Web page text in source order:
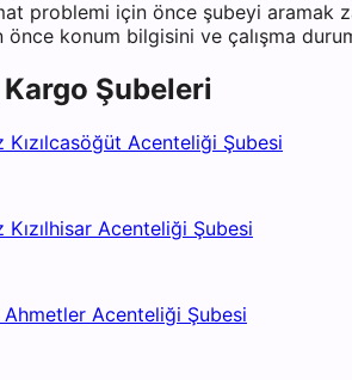
problemi için önce şubeyi aramak
konum bilgisini ve çalışma
Şubeleri
Kızılcasöğüt Acenteliği Şubesi
Acenteliği Şubesi
Acenteliği Şubesi